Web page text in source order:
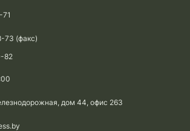
73 (факс)
82
дом 44, офис 263